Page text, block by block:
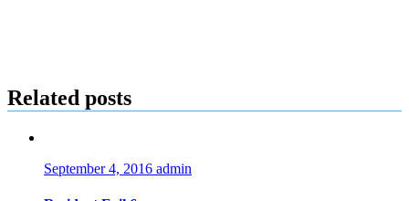
Related posts
September 4, 2016 admin